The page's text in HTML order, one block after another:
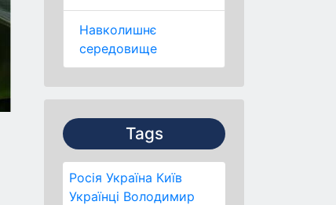
Навколишнє
середовище
Tags
Росія Україна Київ
Українці Володимир